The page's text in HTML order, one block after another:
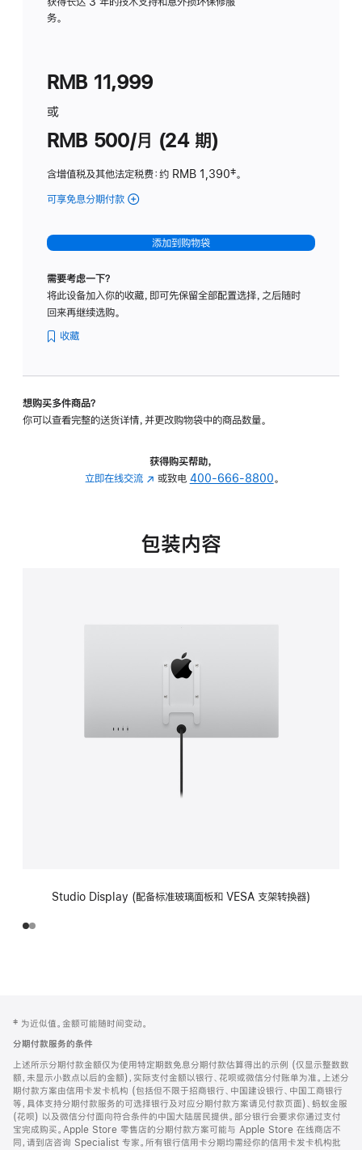
务。
RMB 11,999
或
RMB 500/月 (24 期)
含增值税及其他法定税费：约 RMB 1,390脚
‡。
可享免息分期付款 (Studio
-
标
璃
转
的
添加到购物袋
需要考虑一下？
将此设备加入你的收藏，即可先保留全部配置选择，之后随时
回来再继续选购。
收藏
想购买多件商品？
你可以查看完整的送货详情，并更改购物袋中的商品数量。
获得购买帮助，
立即在线交流 (在
中
或致电 400-666-8800。
包装内容
Studio Display (配备标准玻璃面板和 VESA 支架转换器)
页
页
脚
注
‡ 为近似值。金额可能随时间变动。
分期付款服务的条件
上述所示分期付款金额仅为使用特定期数免息分期付款估算得出的示例 (仅显示整数数
额，未显示小数点以后的金额)，实际支付金额以银行、花呗或微信分付账单为准。上述分
期付款方案由信用卡发卡机构 (包括但不限于招商银行、中国建设银行、中国工商银行
等，具体支持分期付款服务的可选择银行及对应分期付款方案请见付款页面)、蚂蚁金服
(花呗) 以及微信分付面向符合条件的中国大陆居民提供。部分银行会要求你通过支付
宝完成购买。Apple Store 零售店的分期付款方案可能与 Apple Store 在线商店不
同，请到店咨询 Specialist 专家。所有银行信用卡分期均需经你的信用卡发卡机构批